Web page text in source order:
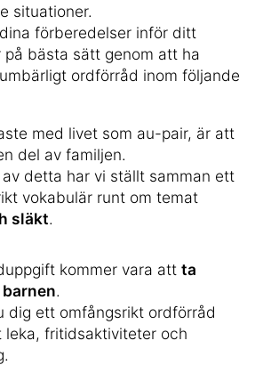
situationer.
förberedelser inför ditt
på bästa sätt genom att ha
ordförråd inom följande
med livet som au-pair, är att
del av familjen.
av detta har vi ställt samman ett
vokabulär runt om temat
släkt.
kommer vara att ta
.
dig ett omfångsrikt ordförråd
leka, fritidsaktiviteter och